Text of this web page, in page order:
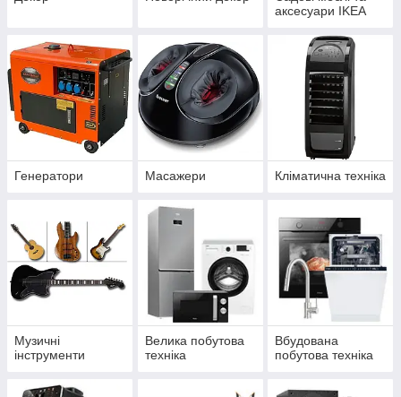
аксесуари IKEA
Генератори Масажери Кліматична техніка
Музичні
інструменти
Велика побутова
техніка
Вбудована
побутова техніка